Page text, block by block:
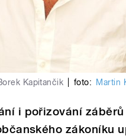
Kapitančik foto: Martin
i pořizování
zákoníku